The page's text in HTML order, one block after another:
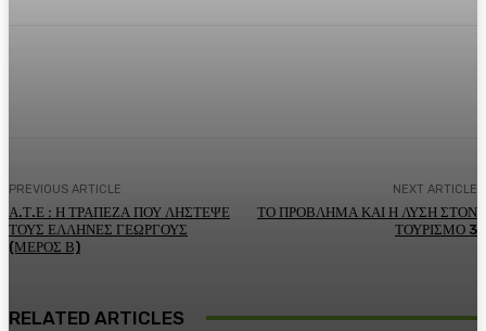
PREVIOUS ARTICLE
Α.Τ.Ε : Η ΤΡΑΠΕΖΑ ΠΟΥ ΛΗΣΤΕΨΕ
ΤΟΥΣ ΕΛΛΗΝΕΣ ΓΕΩΡΓΟΥΣ
(ΜΕΡΟΣ Β)
NEXT ARTICLE
ΤΟ ΠΡΟΒΛΗΜΑ ΚΑΙ Η ΛΥΣΗ ΣΤΟΝ
ΤΟΥΡΙΣΜΟ 3
RELATED ARTICLES